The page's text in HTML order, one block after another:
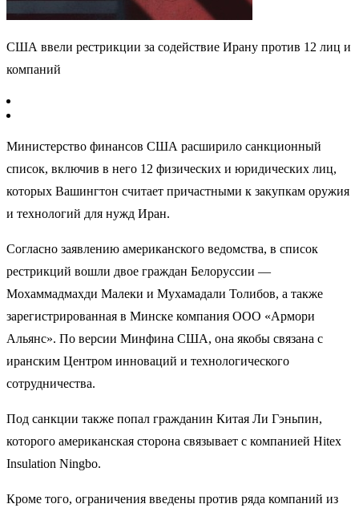
США ввели рестрикции за содействие Ирану против 12 лиц и
компаний
Министерство финансов США расширило санкционный
список, включив в него 12 физических и юридических лиц,
которых Вашингтон считает причастными к закупкам оружия
и технологий для нужд Иран.
Согласно заявлению американского ведомства, в список
рестрикций вошли двое граждан Белоруссии —
Мохаммадмахди Малеки и Мухамадали Толибов, а также
зарегистрированная в Минске компания ООО «Армори
Альянс». По версии Минфина США, она якобы связана с
иранским Центром инноваций и технологического
сотрудничества.
Под санкции также попал гражданин Китая Ли Гэньпин,
которого американская сторона связывает с компанией Hitex
Insulation Ningbo.
Кроме того, ограничения введены против ряда компаний из